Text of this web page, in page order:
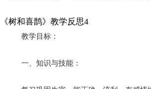
《树和喜鹊》教学反思4
教学目标：
一、知识与技能：